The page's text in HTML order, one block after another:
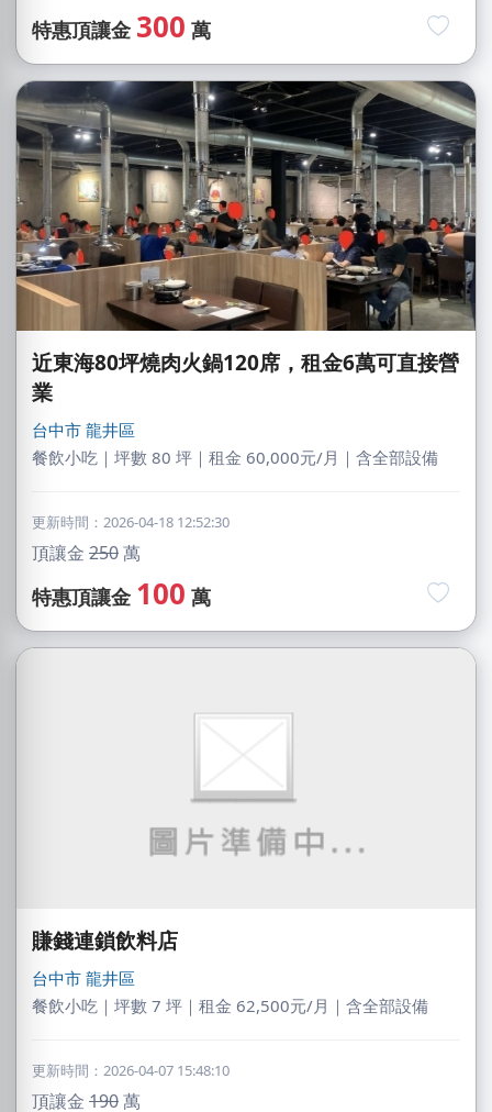
特惠頂讓金 300 萬
近東海80坪燒肉火鍋120席，租金6萬可直接營
業
台中市 龍井區
餐飲小吃｜坪數 80 坪｜租金 60,000元/月｜含全部設備
更新時間：2026-04-18 12:52:30
頂讓金 250萬
特惠頂讓金 100 萬
賺錢連鎖飲料店
台中市 龍井區
餐飲小吃｜坪數 7 坪｜租金 62,500元/月｜含全部設備
更新時間：2026-04-07 15:48:10
頂讓金 190萬